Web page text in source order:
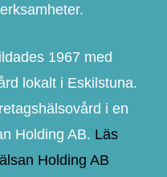
1967 med
lokalt i Eskilstuna.
i en
Holding AB. Läs
Holding AB